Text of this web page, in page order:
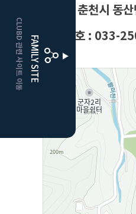
FAMILY SITE
CLUBD 관련 사이트 이동 클럽디보은
클럽디거창
강원도 춘천시 동
대표번호 : 033-